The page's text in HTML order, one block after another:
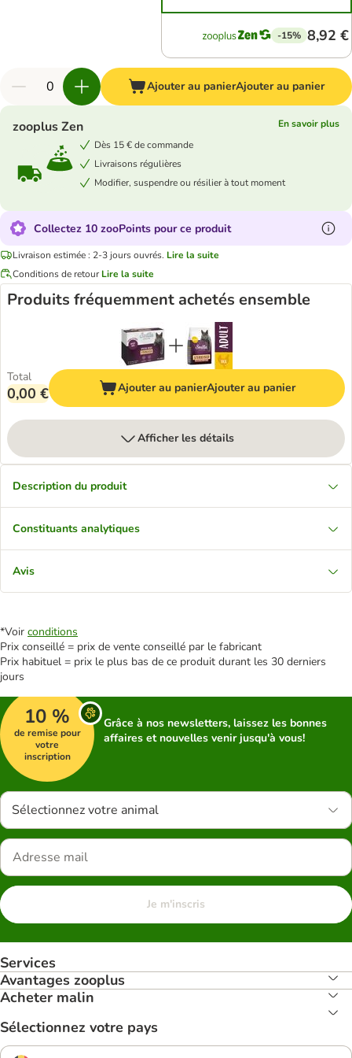
-15% 8,92 €
Ajouter au panierAjouter au panier
zooplus Zen
En savoir plus
Dès 15 € de commande
Livraisons régulières
Modifier, suspendre ou résilier à tout moment
Collectez 10 zooPoints pour ce produit
Livraison estimée : 2-3 jours ouvrés. Lire la suite
Conditions de retour Lire la suite
Produits fréquemment achetés ensemble
Total
0,00 € Ajouter au panierAjouter au panier
Afficher les détails
Description du produit
Constituants analytiques
Avis
*Voir conditions
Prix conseillé = prix de vente conseillé par le fabricant
Prix habituel = prix le plus bas de ce produit durant les 30 derniers
jours
10 %
de remise pour
votre
inscription
Grâce à nos newsletters, laissez les bonnes
affaires et nouvelles venir jusqu'à vous!
Sélectionnez votre animal
Je m'inscris
Services
Avantages zooplus
Acheter malin
Sélectionnez votre pays